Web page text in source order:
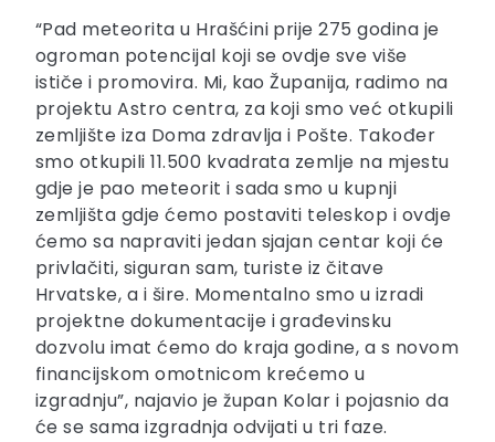
“Pad meteorita u Hrašćini prije 275 godina je
ogroman potencijal koji se ovdje sve više
ističe i promovira. Mi, kao Županija, radimo na
projektu Astro centra, za koji smo već otkupili
zemljište iza Doma zdravlja i Pošte. Također
smo otkupili 11.500 kvadrata zemlje na mjestu
gdje je pao meteorit i sada smo u kupnji
zemljišta gdje ćemo postaviti teleskop i ovdje
ćemo sa napraviti jedan sjajan centar koji će
privlačiti, siguran sam, turiste iz čitave
Hrvatske, a i šire. Momentalno smo u izradi
projektne dokumentacije i građevinsku
dozvolu imat ćemo do kraja godine, a s novom
financijskom omotnicom krećemo u
izgradnju”, najavio je župan Kolar i pojasnio da
će se sama izgradnja odvijati u tri faze.